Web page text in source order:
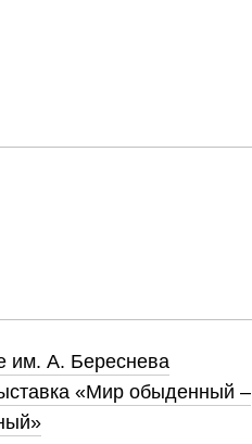
им. А. Береснева
«Мир обыденный –